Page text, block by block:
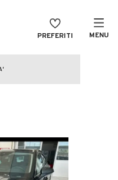
PREFERITI MENU